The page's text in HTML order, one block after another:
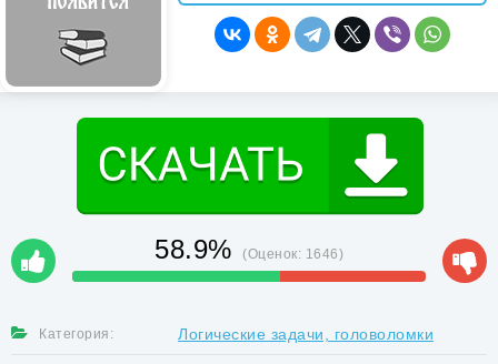
58.9% (Оценок: 1646)
Категория: Логические задачи, головоломки